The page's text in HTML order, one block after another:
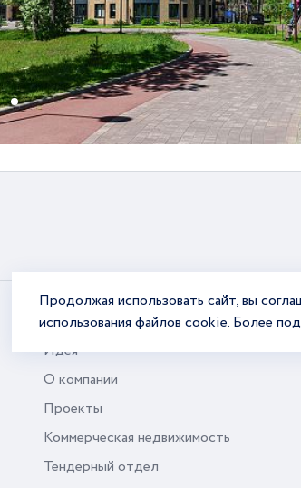
Продолжая использовать сайт, вы
использования файлов cookie. Более
Идея
О компании
Проекты
Коммерческая недвижимость
Тендерный отдел